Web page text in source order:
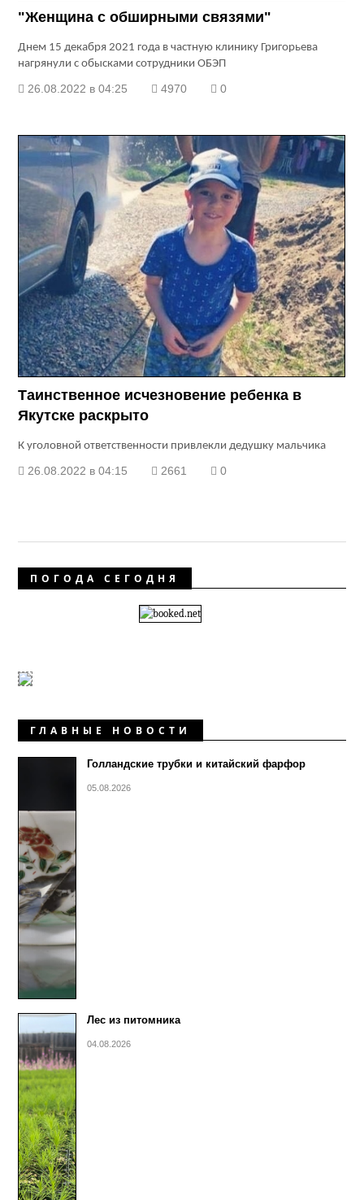
"Женщина с обширными связями"
Днем 15 декабря 2021 года в частную клинику Григорьева
нагрянули с обысками сотрудники ОБЭП
26.08.2022 в 04:25 4970 0
Таинственное исчезновение ребенка в
Якутске раскрыто
К уголовной ответственности привлекли дедушку мальчика
26.08.2022 в 04:15 2661 0
ПОГОДА СЕГОДНЯ
ГЛАВНЫЕ НОВОСТИ
Голландские трубки и китайский фарфор
05.08.2026
Лес из питомника
04.08.2026